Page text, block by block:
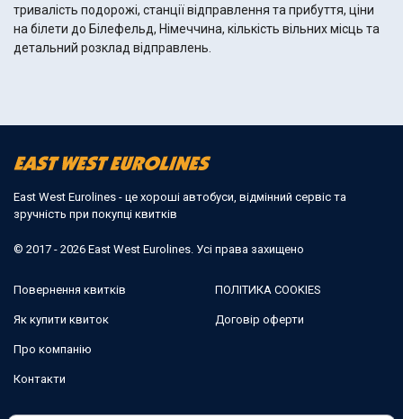
тривалість подорожі, станції відправлення та прибуття, ціни
на білети до Білефельд, Німеччина, кількість вільних місць та
детальний розклад відправлень.
East West Eurolines - це хороші автобуси, відмінний сервіс та
зручність при покупці квитків
© 2017 - 2026 East West Eurolines. Усі права захищено
Повернення квитків
Як купити квиток
Про компанію
Контакти
ПОЛІТИКА COOKIES
Договір оферти